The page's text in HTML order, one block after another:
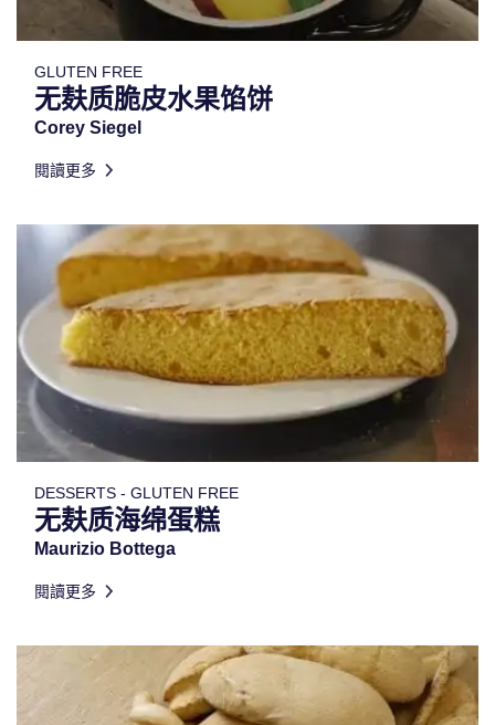
GLUTEN FREE
无麸质脆皮水果馅饼
Corey Siegel
閱讀更多
DESSERTS - GLUTEN FREE
无麸质海绵蛋糕
Maurizio Bottega
閱讀更多